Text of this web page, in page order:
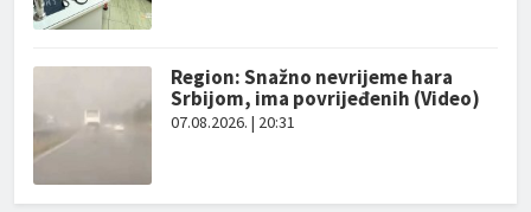
Region: Snažno nevrijeme hara
Srbijom, ima povrijeđenih (Video)
07.08.2026. | 20:31